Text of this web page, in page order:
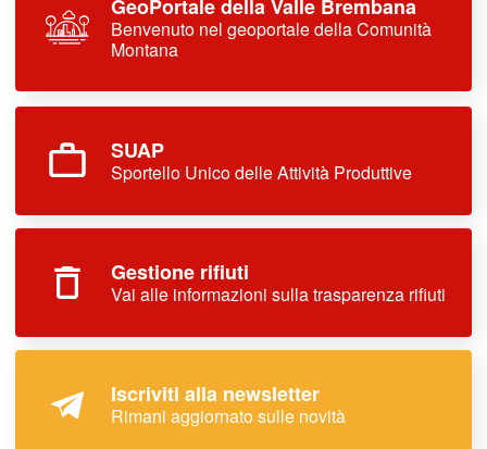
GeoPortale della Valle Brembana
Benvenuto nel geoportale della Comunità
Montana
SUAP
Sportello Unico delle Attività Produttive
Gestione rifiuti
Vai alle informazioni sulla trasparenza rifiuti
Iscriviti alla newsletter
Rimani aggiornato sulle novità